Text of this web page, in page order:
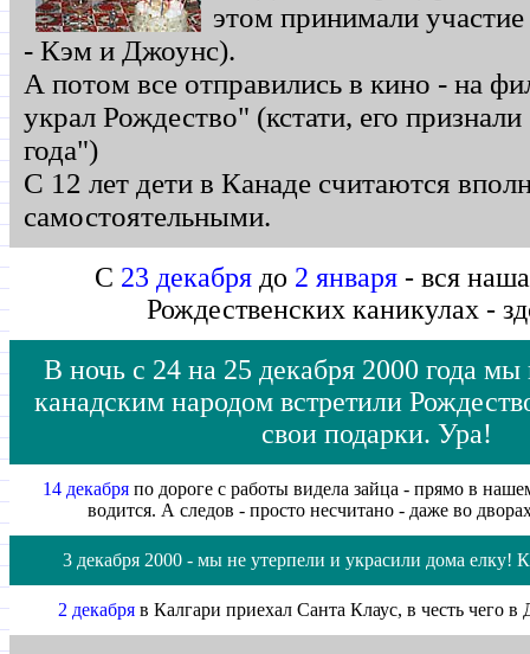
этом принимали участие
- Кэм и Джоунс).
А потом все отправились в кино - на
украл Рождество" (кстати, его
года")
С 12 лет дети в Канаде считаются
самостоятельными.
С 23 декабря до 2 января- вся
Рождественских каникулах -
В ночь с 24 на 25 декабря 2000 года мы
канадским народом встретили
свои подарки. Ура!
14 декабряпо дороге с работы видела зайца - прямо в
водится. А следов - просто несчитано - даже во
3 декабря 2000 - мы не утерпели и украсили дома елку!
2 декабряв Калгари приехал Санта Клаус, в честь чего в